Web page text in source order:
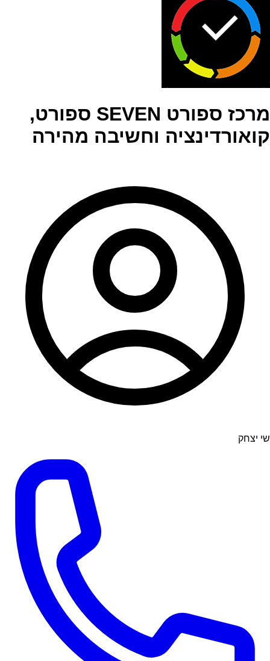
מרכז ספורט SEVEN ספורט,
קואורדינציה וחשיבה מהירה
שי יצחק